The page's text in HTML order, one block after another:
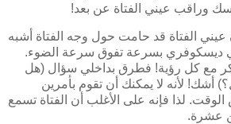
وراقب عيني الفتاة عن بعد!
الفتاة قد حامت حول وجه الفتاة أشبه
ديسكوفري بسرعة تفوق سرعة الضوء.
مع كل رؤية! فطرق بداخلي سؤال (هل
أشك! لأنه لا يمكنك أن تقوم بأمرين
لذا فإنه على الأغلب أن الفتاة تسمع
عشرة.